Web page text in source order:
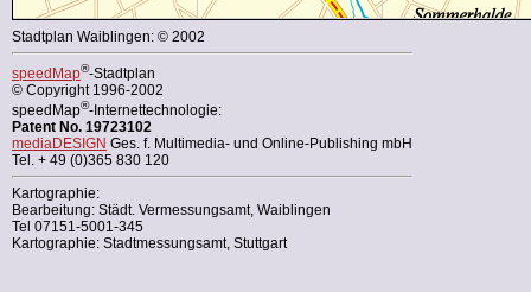
Stadtplan Waiblingen: © 2002
speedMap®-Stadtplan
© Copyright 1996-2002
speedMap®-Internettechnologie:
Patent No. 19723102
mediaDESIGN Ges. f. Multimedia- und Online-Publishing mbH
Tel. + 49 (0)365 830 120
Kartographie:
Bearbeitung: Städt. Vermessungsamt, Waiblingen
Tel 07151-5001-345
Kartographie: Stadtmessungsamt, Stuttgart